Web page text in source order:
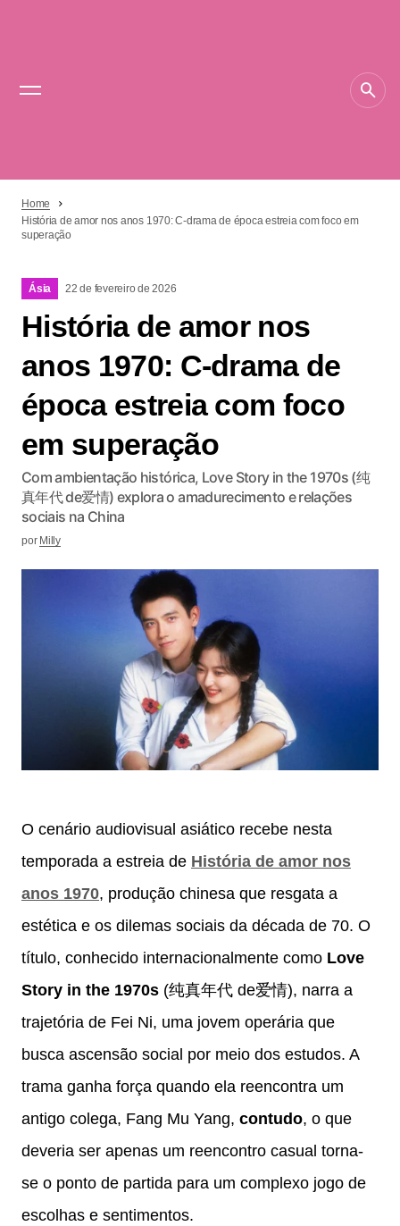
Home
História de amor nos anos 1970: C-drama de época estreia com foco em
superação
Ásia 22 de fevereiro de 2026
História de amor nos
anos 1970: C-drama de
época estreia com foco
em superação
Com ambientação histórica, Love Story in the 1970s (纯
真年代 de爱情) explora o amadurecimento e relações
sociais na China
por Milly
O cenário audiovisual asiático recebe nesta
temporada a estreia de História de amor nos
anos 1970, produção chinesa que resgata a
estética e os dilemas sociais da década de 70. O
título, conhecido internacionalmente como Love
Story in the 1970s (纯真年代 de爱情), narra a
trajetória de Fei Ni, uma jovem operária que
busca ascensão social por meio dos estudos. A
trama ganha força quando ela reencontra um
antigo colega, Fang Mu Yang, contudo, o que
deveria ser apenas um reencontro casual torna-
se o ponto de partida para um complexo jogo de
escolhas e sentimentos.